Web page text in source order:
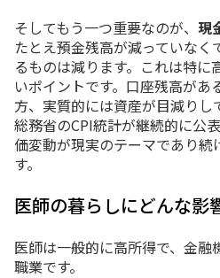
そしてもう一つ重要なのが、 現
たとえ預金残高が減っていなく
るものは減ります。これは特に
いポイントです。口座残高があ
方、実質的には資産が目減りし
総務省のCPI統計が継続的に公
価変動が現実のテーマであり続
す。
医師の暮らしにどんな影
医師は一般的に高所得で、金融
職業です。